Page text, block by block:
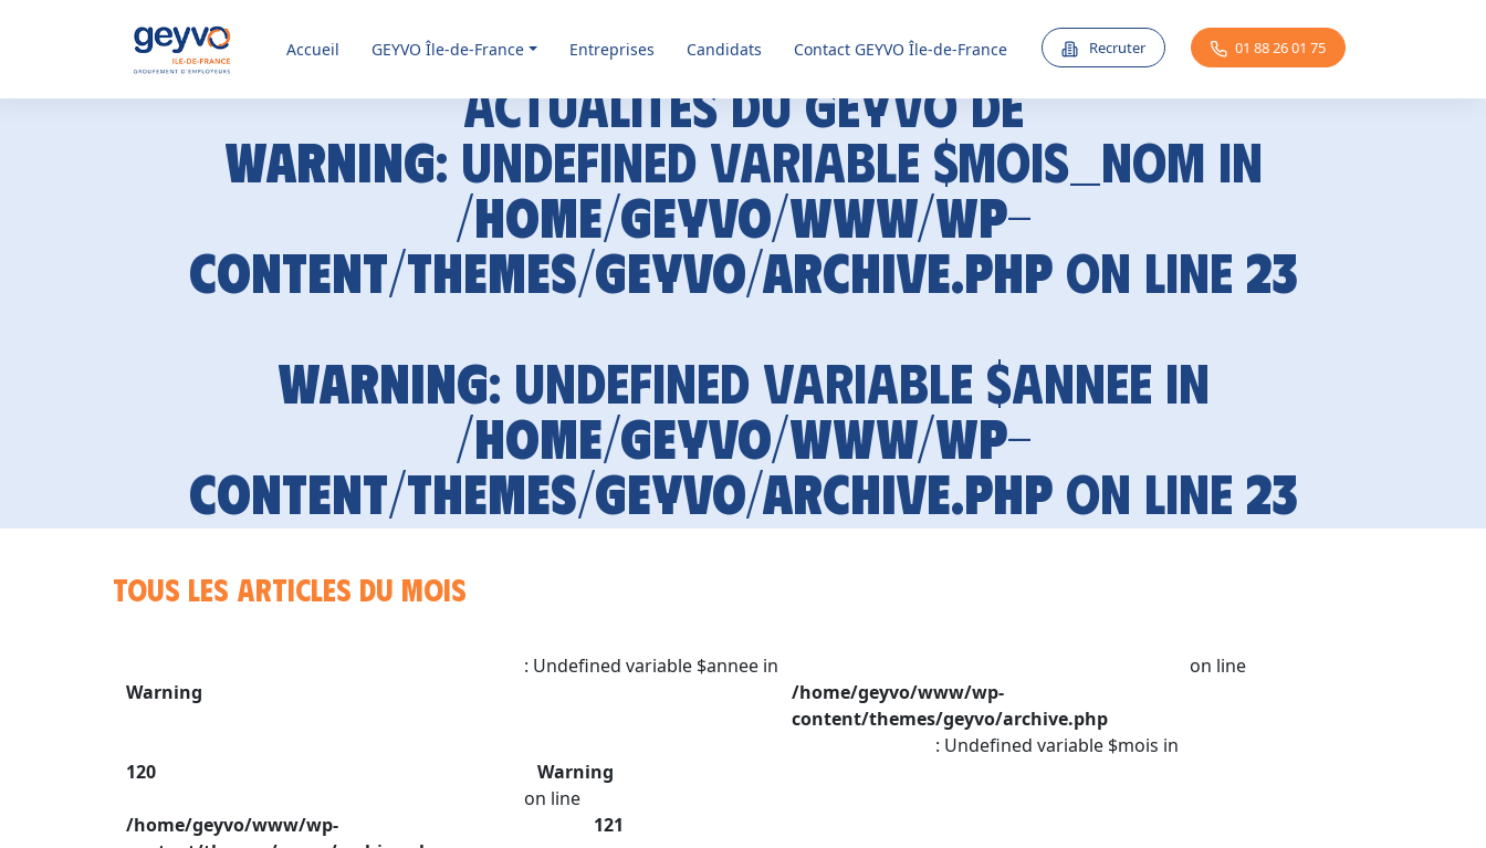
Accueil GEYVOÎle-de-France Entreprises Candidats Contact GEYVO Île-de-France Recruter 01 88 26 01 75
Actualités du GEYVO de
Warning: Undefined variable $mois_nom in
/home/geyvo/www/wp-
content/themes/geyvo/archive.phpon line 23
Warning: Undefined variable $annee in
/home/geyvo/www/wp-
content/themes/geyvo/archive.phpon line 23
Tous les articles du mois
Warning
: Undefined variable $annee in
/home/geyvo/www/wp-
content/themes/geyvo/archive.php
on line
120 Warning
: Undefined variable $mois in
/home/geyvo/www/wp-
on line
121